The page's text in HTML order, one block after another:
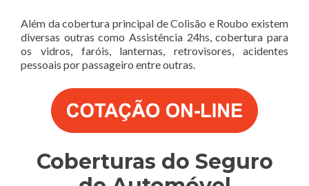
Além da cobertura principal de Colisão e Roubo existem
diversas outras como Assistência 24hs, cobertura para
os vidros, faróis, lanternas, retrovisores, acidentes
pessoais por passageiro entre outras.
Coberturas do Seguro